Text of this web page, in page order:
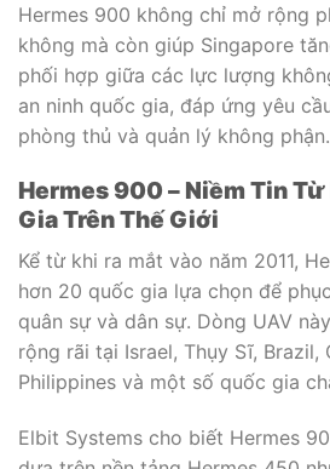
Hermes 900 không chỉ mở rộng
không mà còn giúp Singapore
phối hợp giữa các lực lượng
an ninh quốc gia, đáp ứng yêu
phòng thủ và quản lý không phận.
Hermes 900 – Niềm Tin
Gia Trên Thế Giới
Kể từ khi ra mắt vào năm 2011,
hơn 20 quốc gia lựa chọn để
quân sự và dân sự. Dòng UAV
rộng rãi tại Israel, Thụy Sĩ, Brazil,
Philippines và một số quốc gia
Elbit Systems cho biết Hermes